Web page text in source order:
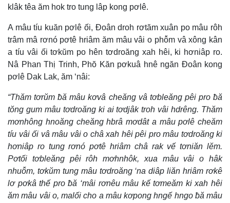
klâk têa ăm hok tro tung lâp kong pơlê.
A mâu tíu kuăn pơlê ối, Đoân droh rơtăm xuân po mâu rôh
trâm mâ rơnó pơtê hriâm ăm mâu vâi o phô̆m vâ xông kân
a tíu vâi ối tơkŭm po hên tơdroăng xah hêi, ki hơniâp ro.
Nâ Phan Thị Trinh, Phŏ Kăn pơkuâ hnê ngăn Đoân kong
pơlê Dak Lak, ăm ‘nâi:
“Thăm tơrŭm ƀă mâu kơvâ cheăng vâ tơbleăng pêi pro ƀă
tŏng gum mâu tơdroăng ki ai tơdjâk troh vâi hdrêng. Thăm
mơnhông hnoăng cheăng hbrâ mơdât a mâu pơlê cheăm
tíu vâi ối vâ mâu vâi o châ xah hêi pêi pro mâu tơdroăng ki
hơniâp ro tung rơnó pơtê hriâm châ rak vế tơniăn lĕm.
Pơtối tơbleăng pêi rôh mơhnhôk, xua mâu vâi o hâk
nhuô̆m, tơkŭm tung mâu tơdroăng ‘na diâp liăn hriâm rơkê
lơ pơkâ thế pro ƀă ‘mâi rơnêu mâu kế tơmeăm ki xah hêi
ăm mâu vâi o, malối cho a mâu kơpong hngế hngo ƀă mâu